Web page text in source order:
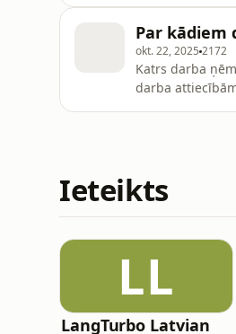
Par kādiem
okt. 22, 2025 2172
Katrs darba
darba
Ieteikts
LL
LangTurbo Latvian